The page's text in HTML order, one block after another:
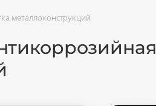
металлоконструкций